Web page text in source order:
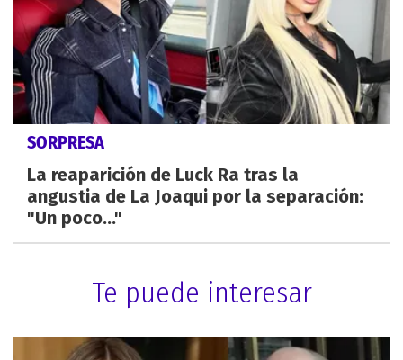
SORPRESA
La reaparición de Luck Ra tras la
angustia de La Joaqui por la separación:
"Un poco..."
Te puede interesar